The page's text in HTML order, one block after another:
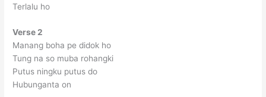
Terlalu ho
Verse 2
Manang boha pe didok ho
Tung na so muba rohangki
Putus ningku putus do
Hubunganta on